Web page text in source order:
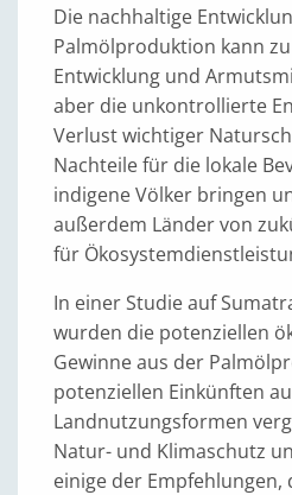
Die nachhaltige
Palmölproduktion kann
Entwicklung und
aber die unkontrollierte
Verlust wichtiger
Nachteile für die lokale
indigene Völker bringen
außerdem Länder von
für
In einer Studie auf
wurden die potenziellen
Gewinne aus der
potenziellen Einkünften
Landnutzungsformen
Natur- und Klimaschutz
einige der Empfehlungen,